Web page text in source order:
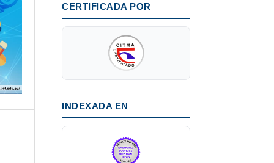
CERTIFICADA POR
INDEXADA EN